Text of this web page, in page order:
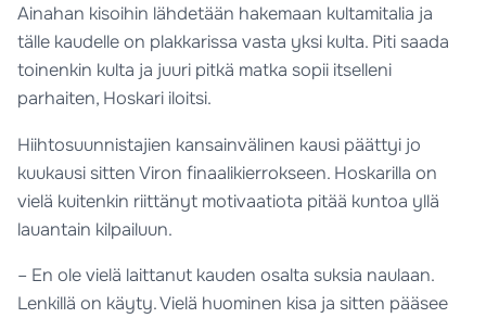
Ainahan kisoihin lähdetään hakemaan kultamitalia ja
tälle kaudelle on plakkarissa vasta yksi kulta. Piti saada
toinenkin kulta ja juuri pitkä matka sopii itselleni
parhaiten, Hoskari iloitsi.
Hiihtosuunnistajien kansainvälinen kausi päättyi jo
kuukausi sitten Viron finaalikierrokseen. Hoskarilla on
vielä kuitenkin riittänyt motivaatiota pitää kuntoa yllä
lauantain kilpailuun.
– En ole vielä laittanut kauden osalta suksia naulaan.
Lenkillä on käyty. Vielä huominen kisa ja sitten pääsee